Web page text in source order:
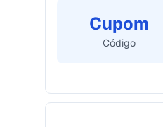
Cupom
Código